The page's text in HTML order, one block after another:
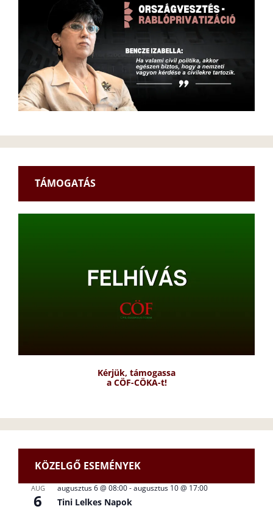
TÁMOGATÁS
Kérjük, támogassa
a CÖF-CÖKA-t!
KÖZELGŐ ESEMÉNYEK
AUG
6
augusztus 6 @ 08:00-augusztus 10 @ 17:00
Tini Lelkes Napok